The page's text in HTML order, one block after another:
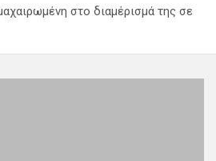
στο διαμέρισμά της σε